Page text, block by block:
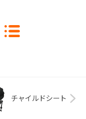
チャイルドシート